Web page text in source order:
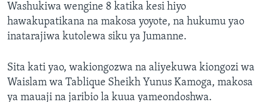
Washukiwa wengine 8 katika kesi hiyo
hawakupatikana na makosa yoyote, na hukumu yao
inatarajiwa kutolewa siku ya Jumanne.
Sita kati yao, wakiongozwa na aliyekuwa kiongozi wa
Waislam wa Tablique Sheikh Yunus Kamoga, makosa
ya mauaji na jaribio la kuua yameondoshwa.